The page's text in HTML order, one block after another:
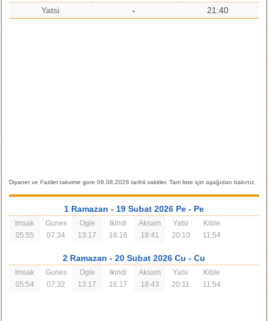
Yatsi
-
21:40
Diyanet ve Fazilet takvime gore 09.08.2026 tarihli vakitler. Tam liste için aşağıdan bakınız.
1 Ramazan - 19 Subat 2026 Pe - Pe
Imsak
05:55
Gunes
07:34
Ogle
13:17
Ikindi
16:16
Aksam
18:41
Yatsi
20:10
Kible
11:54
2 Ramazan - 20 Subat 2026 Cu - Cu
Imsak
05:54
Gunes
07:32
Ogle
13:17
Ikindi
16:17
Aksam
18:43
Yatsi
20:11
Kible
11:54